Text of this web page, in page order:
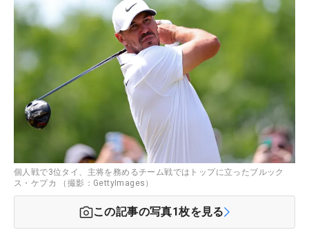
個人戦で3位タイ、主将を務めるチーム戦ではトップに立ったブルック
ス・ケプカ （撮影：GettyImages）
この記事の写真1枚を見る